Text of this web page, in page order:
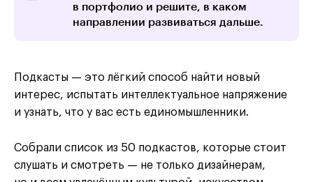
в портфолио и решите, в каком
направлении развиваться дальше.
Подкасты — это лёгкий способ найти новый
интерес, испытать интеллектуальное напряжение
и узнать, что у вас есть единомышленники.
Собрали список из 50 подкастов, которые стоит
слушать и смотреть — не только дизайнерам,